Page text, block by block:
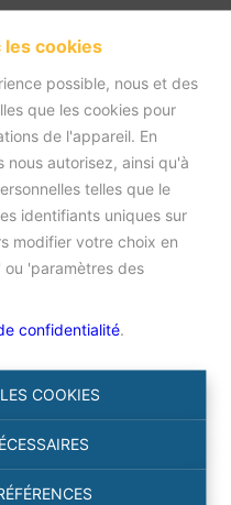
les cookies
possible, nous et des
que les cookies pour
de l'appareil. En
autorisez, ainsi qu'à
telles que le
identifiants uniques sur
modifier votre choix en
'paramètres des
confidentialité.
COOKIES